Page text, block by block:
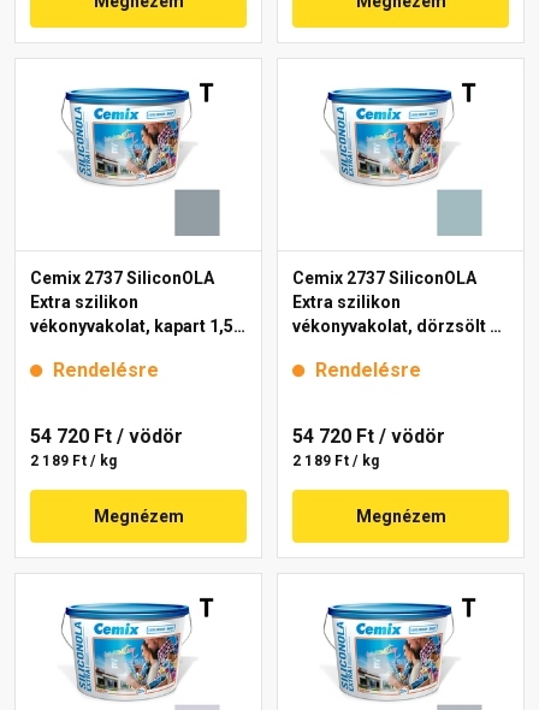
Cemix 2737 SiliconOLA
Extra szilikon
vékonyvakolat, kapart 1,5
Rendelésre
54 720 Ft / vödör
2 189 Ft / kg
Megnézem
Cemix 2737 SiliconOLA
Extra szilikon
vékonyvakolat, dörzsölt 2
Rendelésre
54 720 Ft / vödör
2 189 Ft / kg
Megnézem